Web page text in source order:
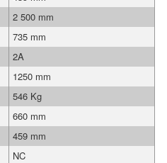
2 500 mm
735 mm
2A
1250 mm
546 Kg
660 mm
459 mm
NC